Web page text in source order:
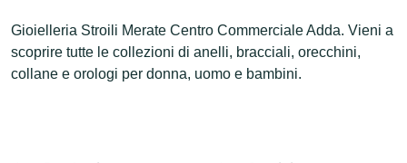
Gioielleria Stroili Merate Centro Commerciale Adda. Vieni a
scoprire tutte le collezioni di anelli, bracciali, orecchini,
collane e orologi per donna, uomo e bambini.